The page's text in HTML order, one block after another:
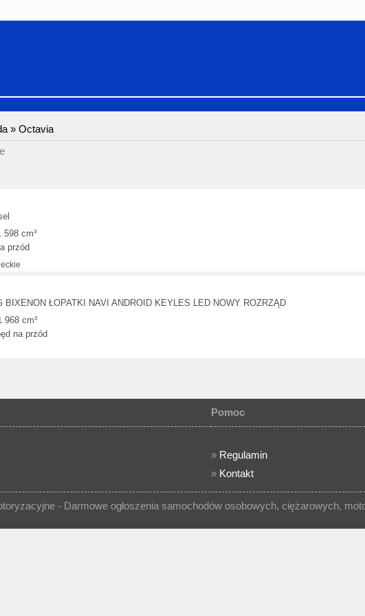
» Octavia
598 cm³
przód
BIXENON ŁOPATKI NAVI ANDROID KEYLES LED NOWY ROZRZĄD
968 cm³
na przód
Pomoc
» Regulamin
» Kontakt
- Darmowe ogłoszenia samochodów osobowych, ciężarowych,